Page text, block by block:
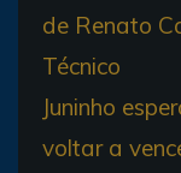
de Renato
Técnico
Juninho
voltar a